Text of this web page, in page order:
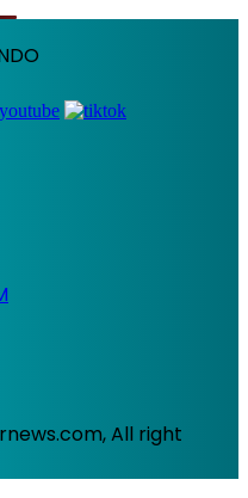
All right